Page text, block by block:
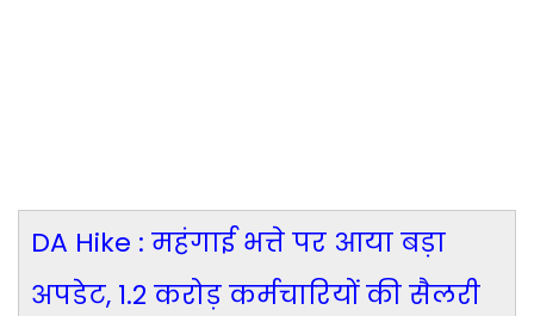
DA Hike : महंगाई भत्ते पर आया बड़ा
अपडेट, 1.2 करोड़ कर्मचारियों की सैलरी